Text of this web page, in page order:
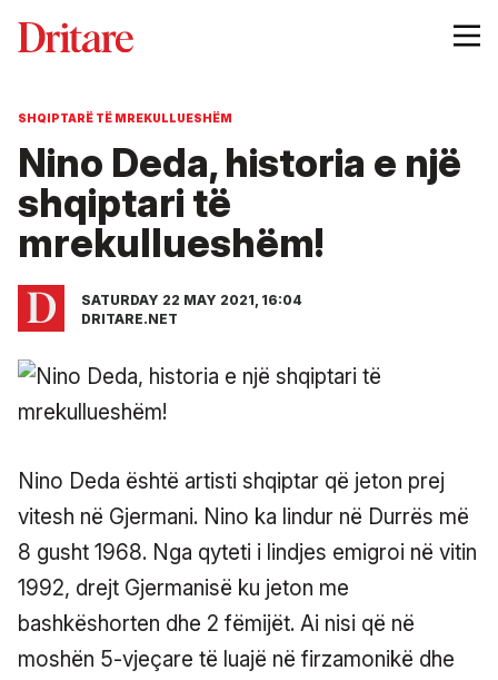
SHQIPTARË TË MREKULLUESHËM
Nino Deda, historia e një
shqiptari të
mrekullueshëm!
SATURDAY 22 MAY 2021, 16:04
DRITARE.NET
Nino Deda është artisti shqiptar që jeton prej
vitesh në Gjermani. Nino ka lindur në Durrës më
8 gusht 1968. Nga qyteti i lindjes emigroi në vitin
1992, drejt Gjermanisë ku jeton me
bashkëshorten dhe 2 fëmijët. Ai nisi që në
moshën 5-vjeçare të luajë në firzamonikë dhe